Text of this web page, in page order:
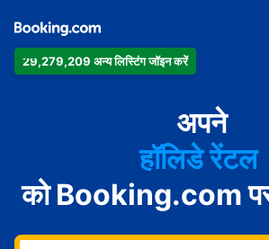
29,279,209 अन्य लिस्टिंग जॉइन करें
अपने
अपार्टमेंट
होटल
हॉलिडे रेंटल
गेस्ट हाउस
बेड एंड
को Booking.com